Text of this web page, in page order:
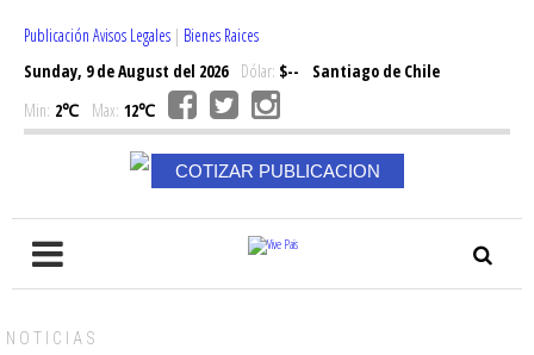
Publicación Avisos Legales | Bienes Raices
Sunday, 9 de August del 2026Dólar: $--
Santiago de Chile
Min: 2℃ Max: 12℃
COTIZAR PUBLICACION
NOTICIAS